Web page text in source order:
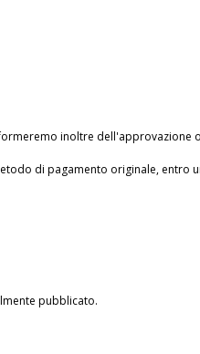
inoltre dell'approvazione
di pagamento originale, entro
pubblicato.